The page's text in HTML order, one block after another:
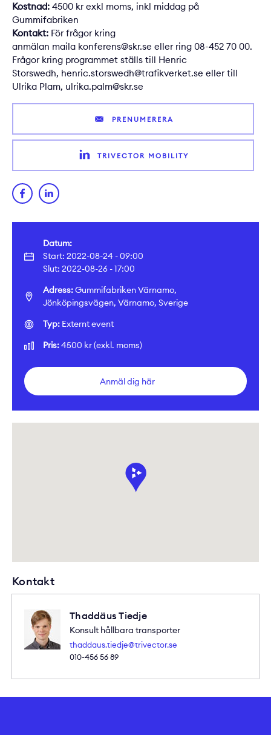
Datum:
Start: 2022-08-24 - 09:00
Slut: 2022-08-26 - 17:00
Adress:Gummifabriken Värnamo,
Jönköpingsvägen, Värnamo, Sverige
Typ: Externt event
Pris:4500 kr (exkl. moms)
Anmäl dig här
Kontakt
Thaddäus Tiedje
Konsult hållbara transporter
thaddaus.tiedje@trivector.se
010-456 56 89
Kostnad: 4500 kr exkl moms, inkl middag på
Gummifabriken
Kontakt: För frågor kring
anmälan maila konferens@skr.se eller ring 08-452 70 00.
Frågor kring programmet ställs till Henric
Storswedh, henric.storswedh@trafikverket.se eller till
Ulrika Plam, ulrika.palm@skr.se
PRENUMERERA
TRIVECTOR MOBILITY